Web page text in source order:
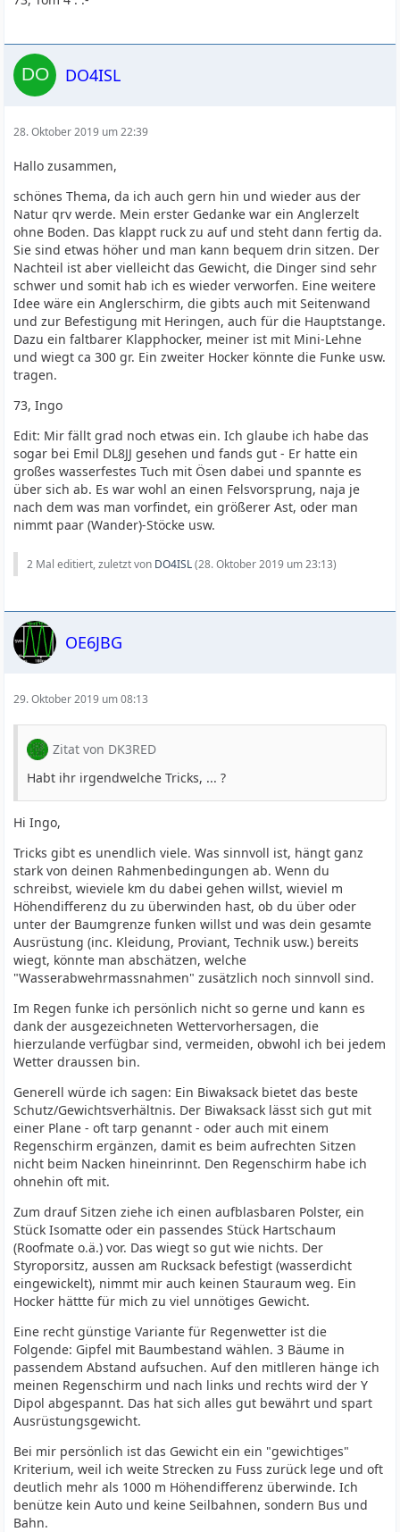
DO4ISL
28. Oktober 2019 um 22:39
Hallo zusammen,
schönes Thema, da ich auch gern hin und wieder aus der
Natur qrv werde. Mein erster Gedanke war ein Anglerzelt
ohne Boden. Das klappt ruck zu auf und steht dann fertig da.
Sie sind etwas höher und man kann bequem drin sitzen. Der
Nachteil ist aber vielleicht das Gewicht, die Dinger sind sehr
schwer und somit hab ich es wieder verworfen. Eine weitere
Idee wäre ein Anglerschirm, die gibts auch mit Seitenwand
und zur Befestigung mit Heringen, auch für die Hauptstange.
Dazu ein faltbarer Klapphocker, meiner ist mit Mini-Lehne
und wiegt ca 300 gr. Ein zweiter Hocker könnte die Funke usw.
tragen.
73, Ingo
Edit: Mir fällt grad noch etwas ein. Ich glaube ich habe das
sogar bei Emil DL8JJ gesehen und fands gut - Er hatte ein
großes wasserfestes Tuch mit Ösen dabei und spannte es
über sich ab. Es war wohl an einen Felsvorsprung, naja je
nach dem was man vorfindet, ein größerer Ast, oder man
nimmt paar (Wander)-Stöcke usw.
2 Mal editiert, zuletzt von DO4ISL(28. Oktober 2019 um 23:13)
OE6JBG
29. Oktober 2019 um 08:13
Zitat von DK3RED
Habt ihr irgendwelche Tricks, ... ?
Hi Ingo,
Tricks gibt es unendlich viele. Was sinnvoll ist, hängt ganz
stark von deinen Rahmenbedingungen ab. Wenn du
schreibst, wieviele km du dabei gehen willst, wieviel m
Höhendifferenz du zu überwinden hast, ob du über oder
unter der Baumgrenze funken willst und was dein gesamte
Ausrüstung (inc. Kleidung, Proviant, Technik usw.) bereits
wiegt, könnte man abschätzen, welche
"Wasserabwehrmassnahmen" zusätzlich noch sinnvoll sind.
Im Regen funke ich persönlich nicht so gerne und kann es
dank der ausgezeichneten Wettervorhersagen, die
hierzulande verfügbar sind, vermeiden, obwohl ich bei jedem
Wetter draussen bin.
Generell würde ich sagen: Ein Biwaksack bietet das beste
Schutz/Gewichtsverhältnis. Der Biwaksack lässt sich gut mit
einer Plane - oft tarp genannt - oder auch mit einem
Regenschirm ergänzen, damit es beim aufrechten Sitzen
nicht beim Nacken hineinrinnt. Den Regenschirm habe ich
ohnehin oft mit.
Zum drauf Sitzen ziehe ich einen aufblasbaren Polster, ein
Stück Isomatte oder ein passendes Stück Hartschaum
(Roofmate o.ä.) vor. Das wiegt so gut wie nichts. Der
Styroporsitz, aussen am Rucksack befestigt (wasserdicht
eingewickelt), nimmt mir auch keinen Stauraum weg. Ein
Hocker hättte für mich zu viel unnötiges Gewicht.
Eine recht günstige Variante für Regenwetter ist die
Folgende: Gipfel mit Baumbestand wählen. 3 Bäume in
passendem Abstand aufsuchen. Auf den mitlleren hänge ich
meinen Regenschirm und nach links und rechts wird der Y
Dipol abgespannt. Das hat sich alles gut bewährt und spart
Ausrüstungsgewicht.
Bei mir persönlich ist das Gewicht ein ein "gewichtiges"
Kriterium, weil ich weite Strecken zu Fuss zurück lege und oft
deutlich mehr als 1000 m Höhendifferenz überwinde. Ich
benütze kein Auto und keine Seilbahnen, sondern Bus und
Bahn.